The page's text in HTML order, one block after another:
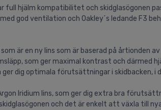
full hjälm kompatibilitet och skidglasögonen
god ventilation och Oakley´s ledande F3
är en ny lins som är baserad på årtionden
som ger maximal kontrast och därmed
dig optimala förutsättningar i skidbacken, i
Iridium lins, som ger dig extra bra
och det är enkelt att växla till